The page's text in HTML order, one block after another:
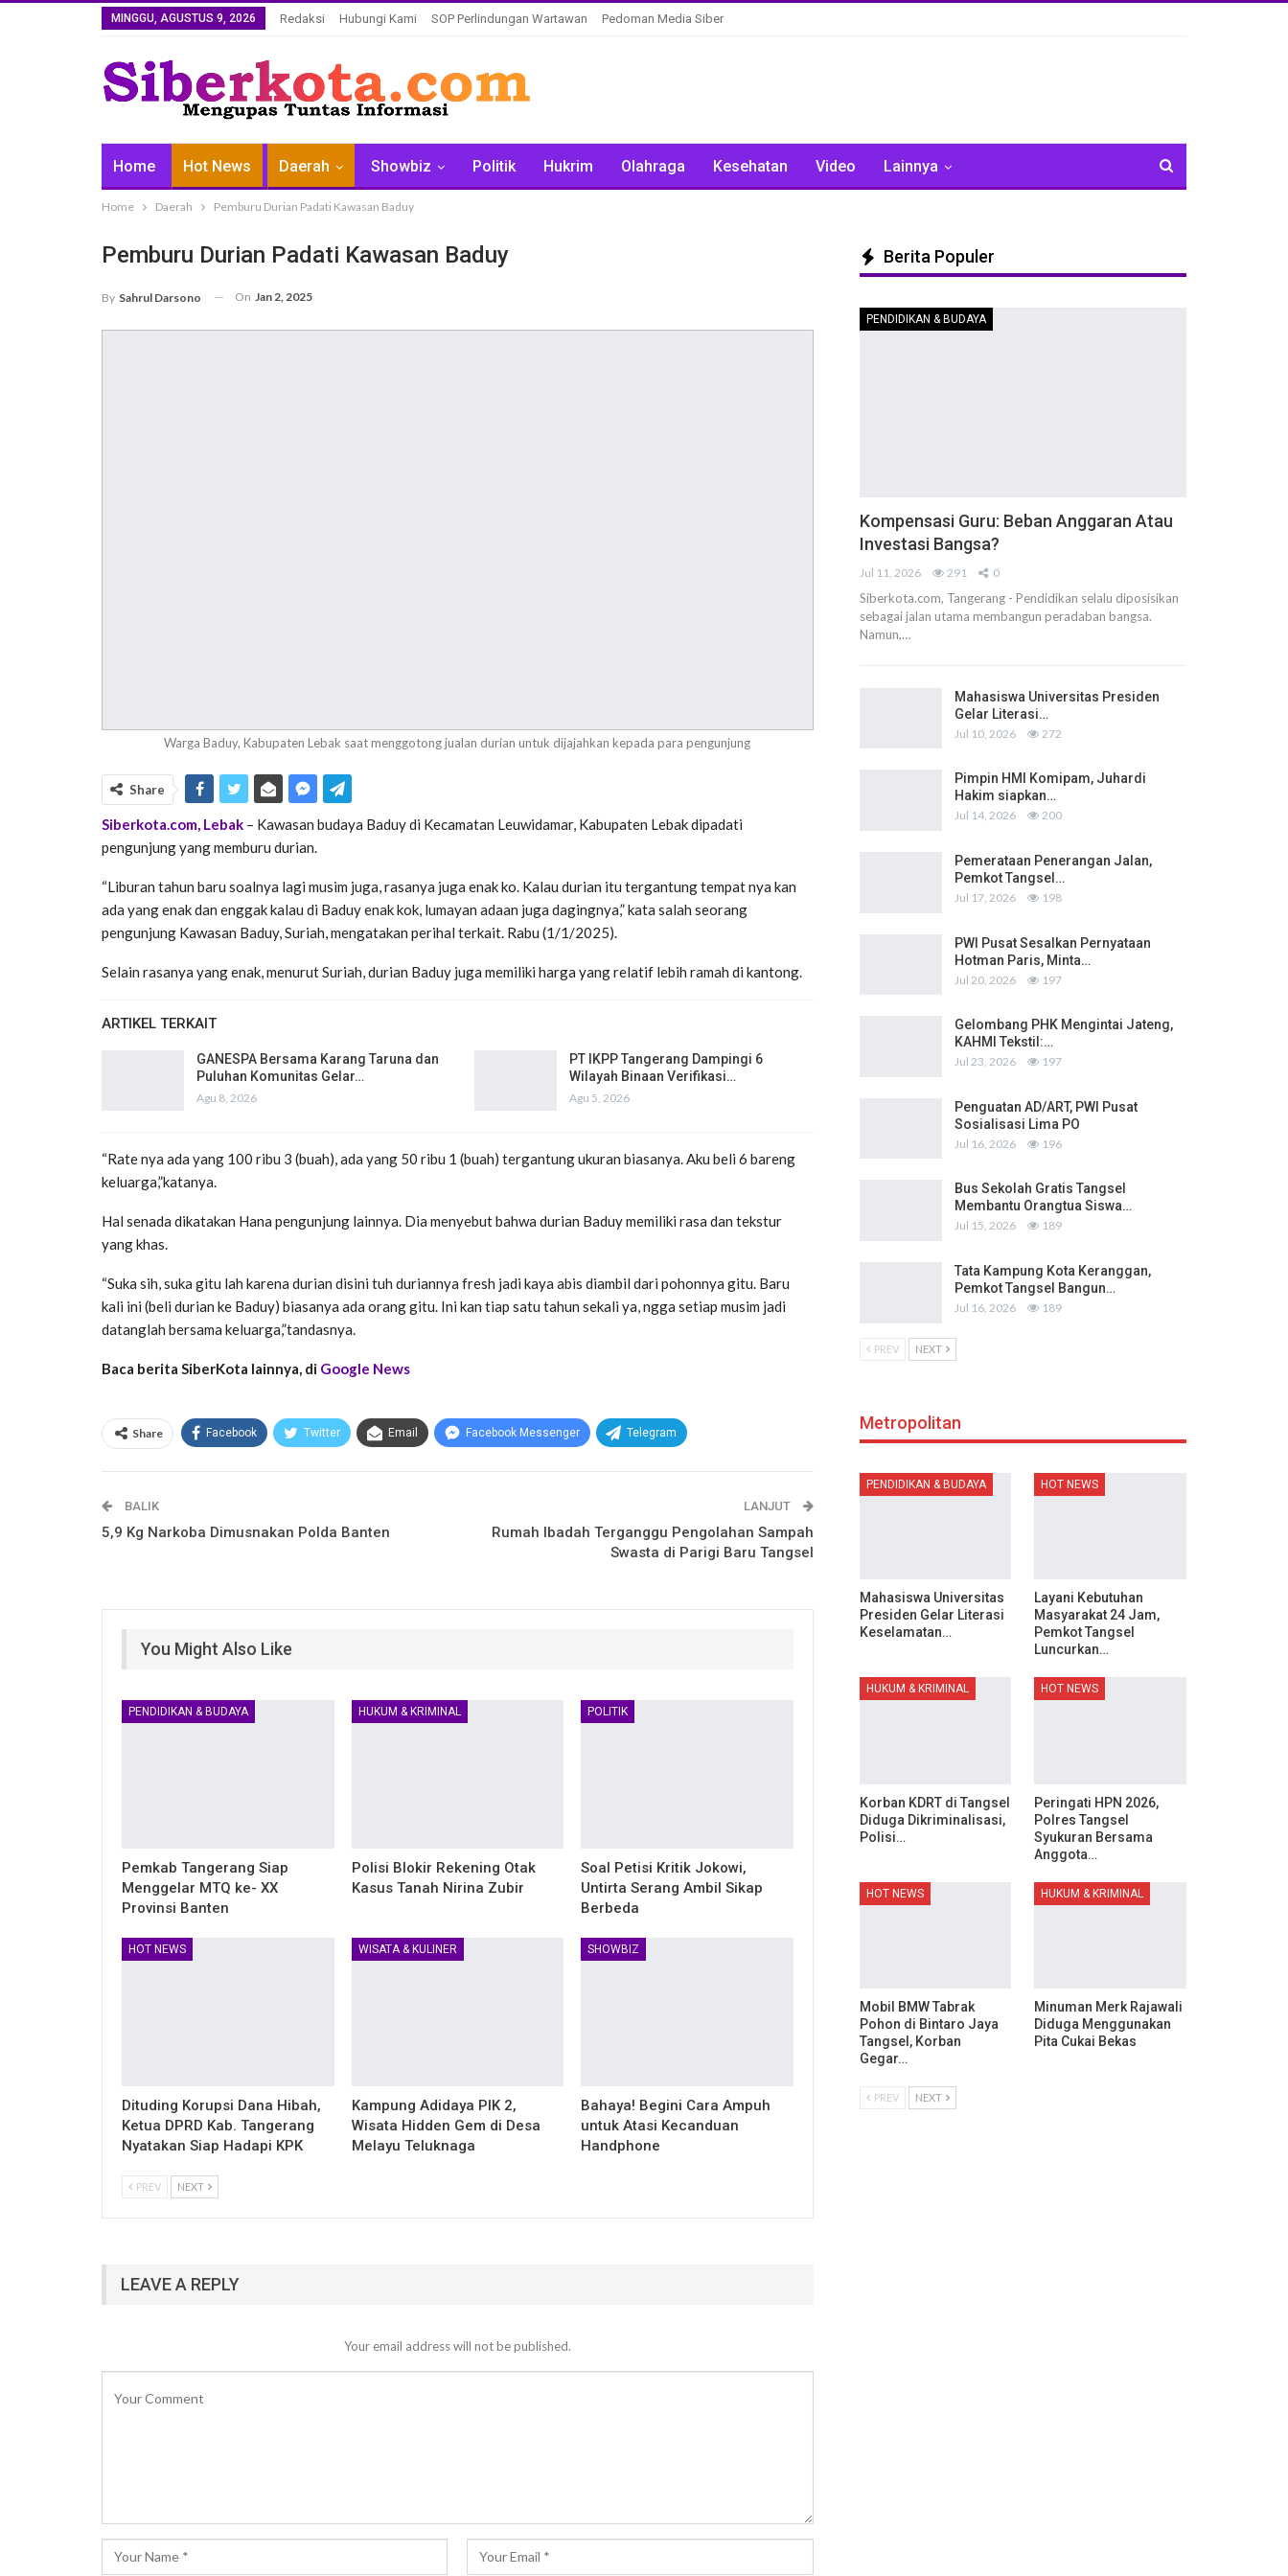
MINGGU, AGUSTUS 9, 2026 Redaksi Hubungi Kami SOP Perlindungan Wartawan Pedoman Media Siber
Home Hot News Daerah Showbiz Politik Hukrim Olahraga Kesehatan Video Lainnya
Home Daerah Pemburu Durian Padati Kawasan Baduy
Pemburu Durian Padati Kawasan Baduy
By Sahrul Darsono On Jan 2, 2025
Warga Baduy, Kabupaten Lebak saat menggotong jualan durian untuk dijajahkan kepada para pengunjung
Share
Siberkota.com, Lebak – Kawasan budaya Baduy di Kecamatan Leuwidamar, Kabupaten Lebak dipadati
pengunjung yang memburu durian.
“Liburan tahun baru soalnya lagi musim juga, rasanya juga enak ko. Kalau durian itu tergantung tempat nya kan
ada yang enak dan enggak kalau di Baduy enak kok, lumayan adaan juga dagingnya,” kata salah seorang
pengunjung Kawasan Baduy, Suriah, mengatakan perihal terkait. Rabu (1/1/2025).
Selain rasanya yang enak, menurut Suriah, durian Baduy juga memiliki harga yang relatif lebih ramah di kantong.
ARTIKEL TERKAIT
GANESPA Bersama Karang Taruna dan
Puluhan Komunitas Gelar…
Agu 8, 2026
PT IKPP Tangerang Dampingi 6
Wilayah Binaan Verifikasi…
Agu 5, 2026
“Rate nya ada yang 100 ribu 3 (buah), ada yang 50 ribu 1 (buah) tergantung ukuran biasanya. Aku beli 6 bareng
keluarga,”katanya.
Hal senada dikatakan Hana pengunjung lainnya. Dia menyebut bahwa durian Baduy memiliki rasa dan tekstur
yang khas.
“Suka sih, suka gitu lah karena durian disini tuh duriannya fresh jadi kaya abis diambil dari pohonnya gitu. Baru
kali ini (beli durian ke Baduy) biasanya ada orang gitu. Ini kan tiap satu tahun sekali ya, ngga setiap musim jadi
datanglah bersama keluarga,”tandasnya.
Baca berita SiberKota lainnya, di Google News
Share Facebook Twitter Email Facebook Messenger Telegram
BALIK
5,9 Kg Narkoba Dimusnakan Polda Banten
LANJUT
Rumah Ibadah Terganggu Pengolahan Sampah
Swasta di Parigi Baru Tangsel
You Might Also Like
PENDIDIKAN & BUDAYA
Pemkab Tangerang Siap
Menggelar MTQ ke- XX
Provinsi Banten
HUKUM & KRIMINAL
Polisi Blokir Rekening Otak
Kasus Tanah Nirina Zubir
POLITIK
Soal Petisi Kritik Jokowi,
Untirta Serang Ambil Sikap
Berbeda
HOT NEWS
Dituding Korupsi Dana Hibah,
Ketua DPRD Kab. Tangerang
Nyatakan Siap Hadapi KPK
WISATA & KULINER
Kampung Adidaya PIK 2,
Wisata Hidden Gem di Desa
Melayu Teluknaga
SHOWBIZ
Bahaya! Begini Cara Ampuh
untuk Atasi Kecanduan
Handphone
PREV NEXT
LEAVE A REPLY
Your email address will not be published.
Berita Populer
PENDIDIKAN & BUDAYA
Kompensasi Guru: Beban Anggaran Atau
Investasi Bangsa?
Jul 11, 2026 291 0
Siberkota.com, Tangerang - Pendidikan selalu diposisikan
sebagai jalan utama membangun peradaban bangsa.
Namun,…
Mahasiswa Universitas Presiden
Gelar Literasi…
Jul 10, 2026 272
Pimpin HMI Komipam, Juhardi
Hakim siapkan…
Jul 14, 2026 200
Pemerataan Penerangan Jalan,
Pemkot Tangsel…
Jul 17, 2026 198
PWI Pusat Sesalkan Pernyataan
Hotman Paris, Minta…
Jul 20, 2026 197
Gelombang PHK Mengintai Jateng,
KAHMI Tekstil:…
Jul 23, 2026 197
Penguatan AD/ART, PWI Pusat
Sosialisasi Lima PO
Jul 16, 2026 196
Bus Sekolah Gratis Tangsel
Membantu Orangtua Siswa…
Jul 15, 2026 189
Tata Kampung Kota Keranggan,
Pemkot Tangsel Bangun…
Jul 16, 2026 189
PREV NEXT
Metropolitan
PENDIDIKAN & BUDAYA
Mahasiswa Universitas
Presiden Gelar Literasi
Keselamatan…
HOT NEWS
Layani Kebutuhan
Masyarakat 24 Jam,
Pemkot Tangsel
Luncurkan…
HUKUM & KRIMINAL
Korban KDRT di Tangsel
Diduga Dikriminalisasi,
Polisi…
HOT NEWS
Peringati HPN 2026,
Polres Tangsel
Syukuran Bersama
Anggota…
HOT NEWS
Mobil BMW Tabrak
Pohon di Bintaro Jaya
Tangsel, Korban
Gegar…
HUKUM & KRIMINAL
Minuman Merk Rajawali
Diduga Menggunakan
Pita Cukai Bekas
PREV NEXT